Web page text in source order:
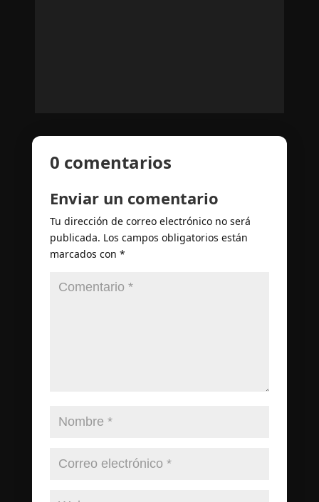
0 comentarios
Enviar un comentario
Tu dirección de correo electrónico no será
publicada. Los campos obligatorios están
marcados con *